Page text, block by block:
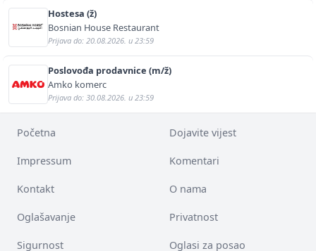
Hostesa (ž)
Bosnian House Restaurant
Prijava do: 20.08.2026. u 23:59
Poslovođa prodavnice (m/ž)
Amko komerc
Prijava do: 30.08.2026. u 23:59
Početna Dojavite vijest
Impressum Komentari
Kontakt O nama
Oglašavanje Privatnost
Sigurnost Oglasi za posao